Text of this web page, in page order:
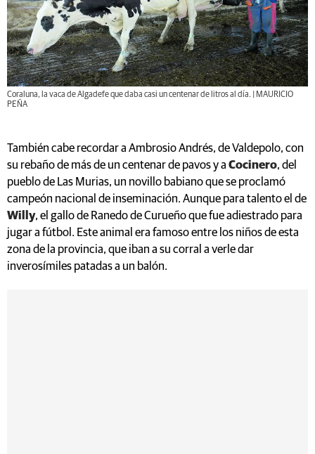
Coraluna, la vaca de Algadefe que daba casi un centenar de litros al día. | MAURICIO
PEÑA
También cabe recordar a Ambrosio Andrés, de Valdepolo, con
su rebaño de más de un centenar de pavos y a Cocinero, del
pueblo de Las Murias, un novillo babiano que se proclamó
campeón nacional de inseminación. Aunque para talento el de
Willy, el gallo de Ranedo de Curueño que fue adiestrado para
jugar a fútbol. Este animal era famoso entre los niños de esta
zona de la provincia, que iban a su corral a verle dar
inverosímiles patadas a un balón.